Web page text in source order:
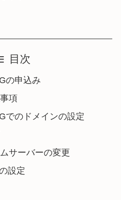
目次
の申込み
項
でのドメインの設定
サーバーの変更
設定